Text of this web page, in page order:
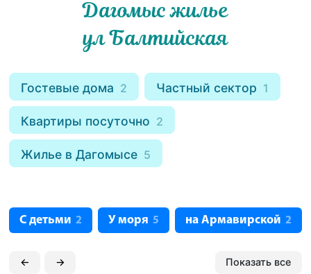
Дагомыс жилье
ул Балтийская
Гостевые дома 2 Частный сектор 1
Квартиры посуточно 2
Жилье в Дагомысе 5
С детьми 2 У моря 5 на Армавирской 2
← → Показать все